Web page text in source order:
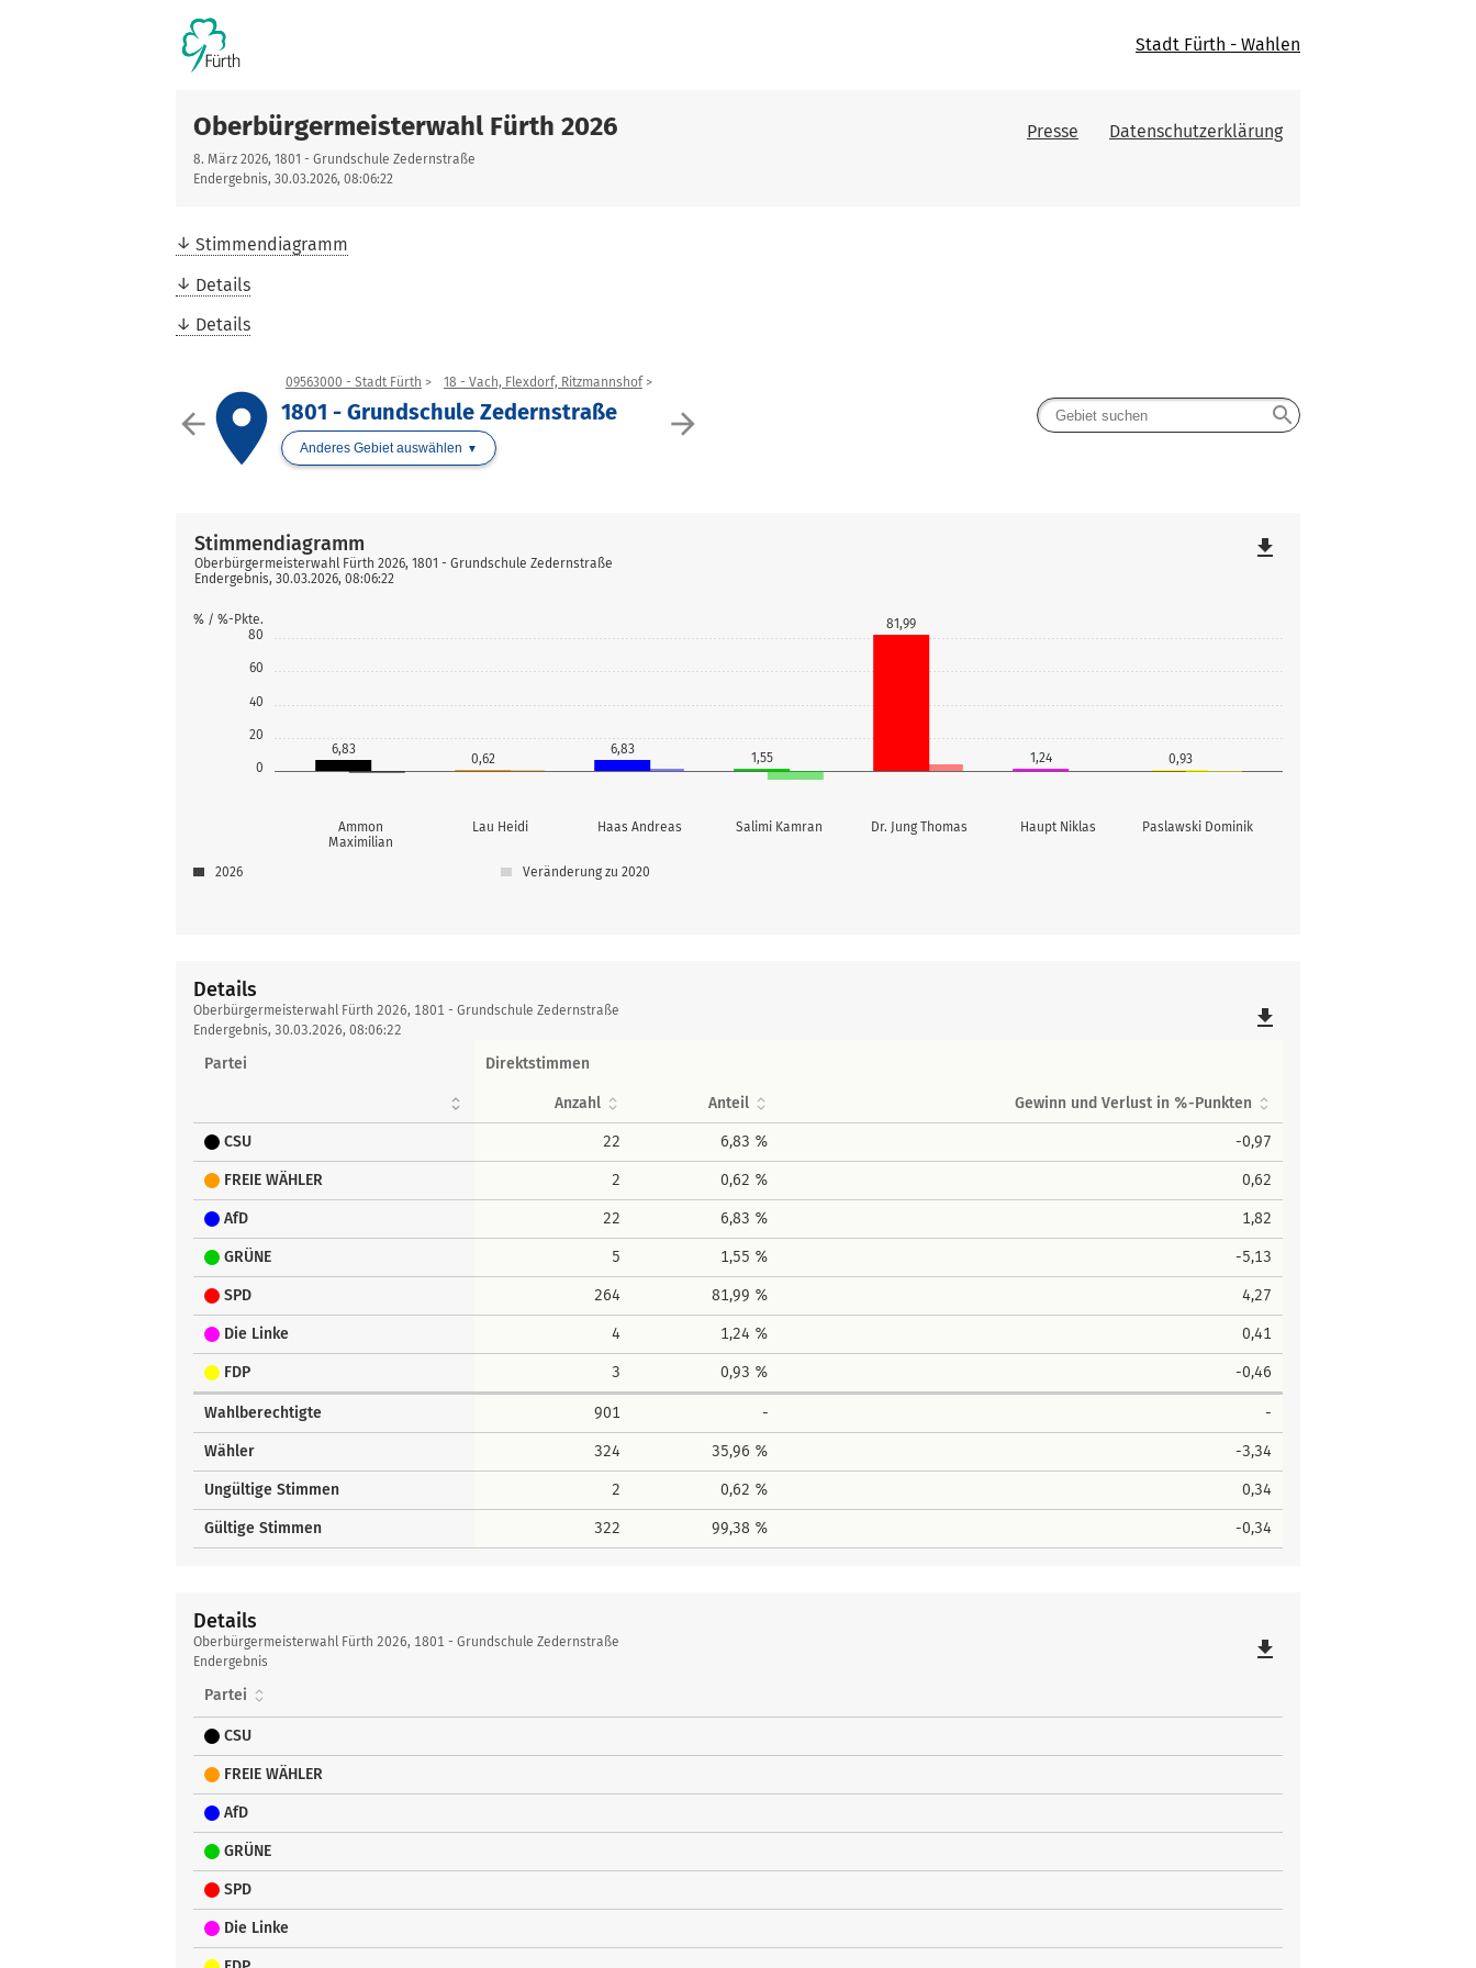
Stadt Fürth - Wahlen
Oberbürgermeisterwahl Fürth 2026
8. März 2026, 1801 - Grundschule Zedernstraße
Endergebnis, 30.03.2026, 08:06:22
Presse Datenschutzerklärung
Stimmendiagramm
Details
Details
arrow_back arrow_forward
place
09563000 - Stadt Fürth 18 - Vach, Flexdorf, Ritzmannshof
1801 - Grundschule Zedernstraße
Anderes Gebiet auswählen
search
0
20
40
60
80
% / %-Pkte.
Ammon
Maximilian
Lau Heidi Haas Andreas Salimi Kamran Dr. Jung Thomas Haupt Niklas Paslawski Dominik
6,83
0,62
6,83
1,55
81,99
1,24 0,93
Stimmendiagramm
Oberbürgermeisterwahl Fürth 2026, 1801 - Grundschule Zedernstraße
Endergebnis, 30.03.2026, 08:06:22
2026 Veränderung zu 2020
file_download
Details
Details
Oberbürgermeisterwahl Fürth 2026, 1801 - Grundschule Zedernstraße
Endergebnis, 30.03.2026, 08:06:22
file_download
Partei Direktstimmen
Anzahl Anteil Gewinn und Verlust in %-Punkten
CSU 22 6,83 % -0,97
FREIE WÄHLER 2 0,62 % 0,62
AfD 22 6,83 % 1,82
GRÜNE 5 1,55 % -5,13
SPD 264 81,99 % 4,27
Die Linke 4 1,24 % 0,41
FDP 3 0,93 % -0,46
Wahlberechtigte 901 - -
Wähler 324 35,96 % -3,34
Ungültige Stimmen 2 0,62 % 0,34
Gültige Stimmen 322 99,38 % -0,34
Details
Details
Oberbürgermeisterwahl Fürth 2026, 1801 - Grundschule Zedernstraße
Endergebnis
file_download
Partei
CSU
FREIE WÄHLER
AfD
GRÜNE
SPD
Die Linke